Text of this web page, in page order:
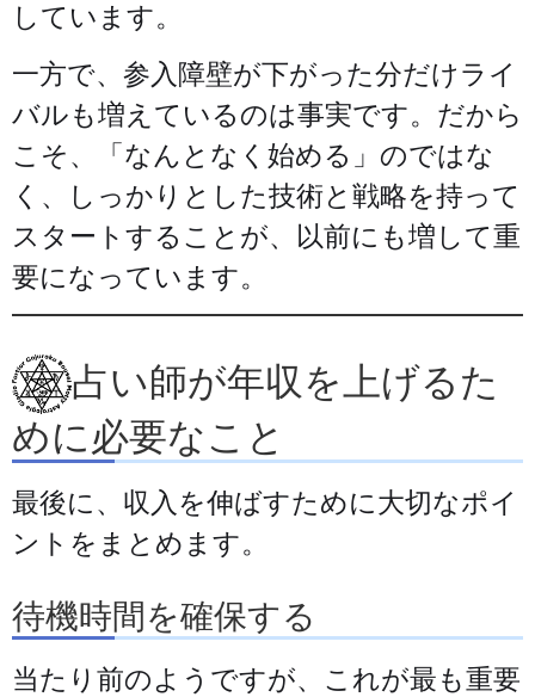
しています。
一方で、参入障壁が下がった分だけライ
バルも増えているのは事実です。だから
こそ、「なんとなく始める」のではな
く、しっかりとした技術と戦略を持って
スタートすることが、以前にも増して重
要になっています。
占い師が年収を上げるた
めに必要なこと
最後に、収入を伸ばすために大切なポイ
ントをまとめます。
待機時間を確保する
当たり前のようですが、これが最も重要